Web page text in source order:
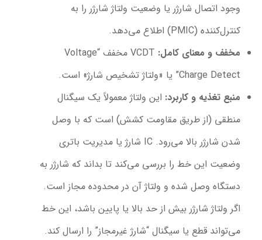
وجود اتصال شارژر یا وضعیت ولتاژ شارژر را به
کنترل‌کننده (PMIC) اطلاع می‌دهد.
مخفف و معنای کامل:
VCDT مخفف “Voltage
Charge Detect” یا «ولتاژ تشخیص شارژ» است.
منبع تغذیه و کاربرد: این ولتاژ معمولاً یک سیگنال
منطقی (از طریق مقاومت کشش) است که با وصل
شدن شارژر بالا می‌رود. IC شارژ یا مدیریت باتری
وضعیت این خط را بررسی می‌کند تا بداند که شارژر به
دستگاه وصل شده و ولتاژ آن در محدوده مجاز است.
اگر ولتاژ شارژر بیش از حد بالا یا پایین باشد، این خط
می‌تواند قطع یا سیگنال “شارژ غیرمجاز” را ارسال کند.